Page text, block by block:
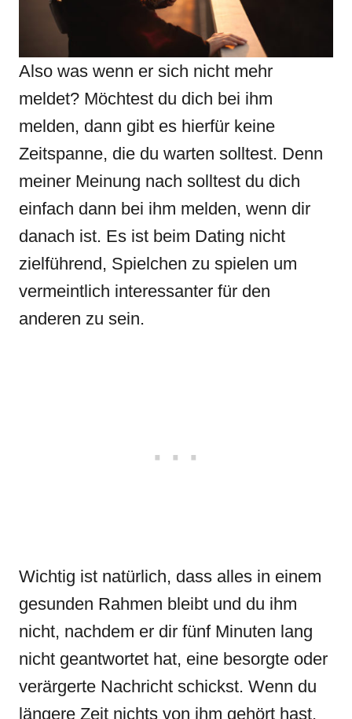
Also was wenn er sich nicht mehr
meldet? Möchtest du dich bei ihm
melden, dann gibt es hierfür keine
Zeitspanne, die du warten solltest. Denn
meiner Meinung nach solltest du dich
einfach dann bei ihm melden, wenn dir
danach ist. Es ist beim Dating nicht
zielführend, Spielchen zu spielen um
vermeintlich interessanter für den
anderen zu sein.
Wichtig ist natürlich, dass alles in einem
gesunden Rahmen bleibt und du ihm
nicht, nachdem er dir fünf Minuten lang
nicht geantwortet hat, eine besorgte oder
verärgerte Nachricht schickst. Wenn du
längere Zeit nichts von ihm gehört hast,